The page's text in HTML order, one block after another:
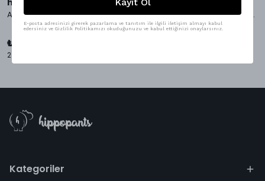
hippopants
AvocaDo It Bambu Çorap
₺ 349.00
2 Çorap Bedeni
hippopants
AvocaDo It Boxer & Bambu Çorap
₺ 1,098.00
Kategoriler
E-posta adresinizi girerek pazarlama ve tanıtım ile ilgili iletişim almayı kabul
edersiniz ve Gizlilik Politikamızı okuduğunuzu ve kabul ettiğinizi onaylarsınız.